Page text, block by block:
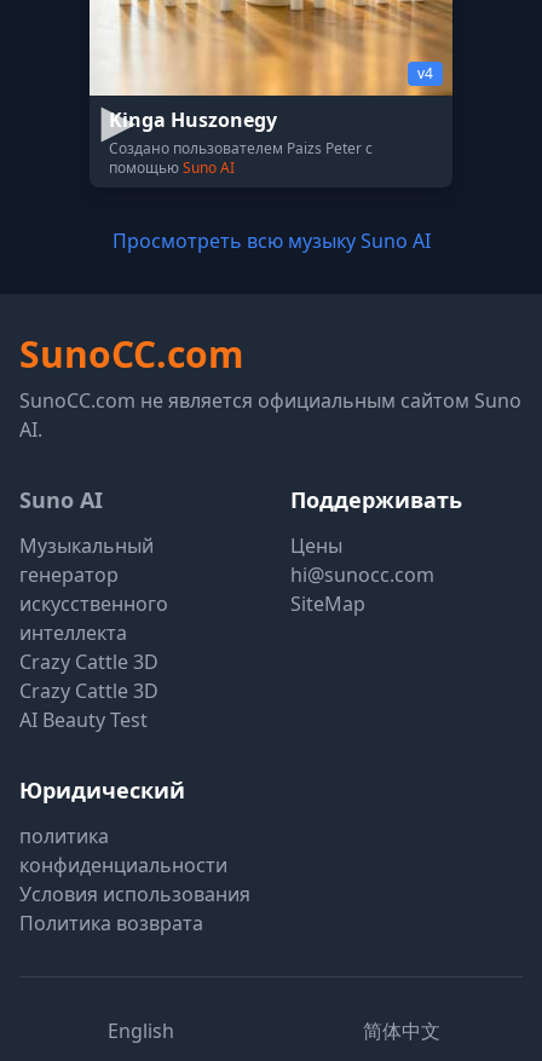
v4
Kinga Huszonegy
Создано пользователем Paizs Peter с
помощьюSuno AI
Просмотреть всю музыку Suno AI
SunoCC.com
SunoCC.com не является официальным сайтом Suno
AI.
Suno AI
Музыкальный
генератор
искусственного
интеллекта
Crazy Cattle 3D
Crazy Cattle 3D
AI Beauty Test
Поддерживать
Цены
hi@sunocc.com
SiteMap
Юридический
политика
конфиденциальности
Условия использования
Политика возврата
English 简体中文